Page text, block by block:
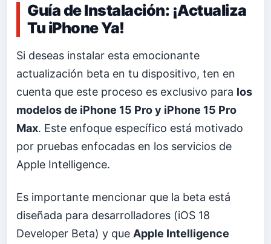
Guía de Instalación: ¡Actualiza
Tu iPhone Ya!
Si deseas instalar esta emocionante
actualización beta en tu dispositivo, ten en
cuenta que este proceso es exclusivo para los
modelos de iPhone 15 Pro y iPhone 15 Pro
Max. Este enfoque específico está motivado
por pruebas enfocadas en los servicios de
Apple Intelligence.
Es importante mencionar que la beta está
diseñada para desarrolladores (iOS 18
Developer Beta) y que Apple Intelligence